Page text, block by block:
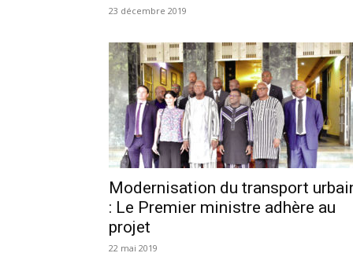
23 décembre 2019
Modernisation du transport
: Le Premier ministre adhère au
projet
22 mai 2019